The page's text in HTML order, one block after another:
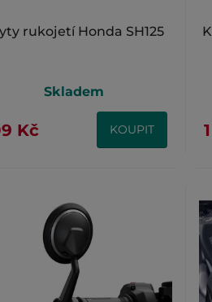
rukojetí Honda SH125
Skladem
Kč KOUPIT